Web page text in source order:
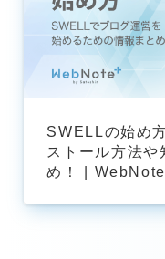
SWELLの始め
ストール方法や
め！ |